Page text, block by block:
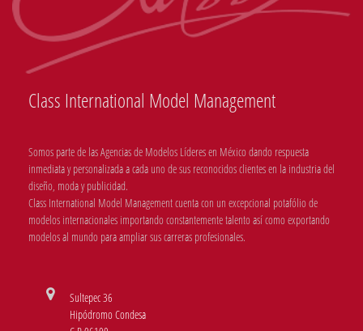
Class International Model Management
Somos parte de las Agencias de Modelos Líderes en México dando respuesta
inmediata y personalizada a cada uno de sus reconocidos clientes en la industria del
diseño, moda y publicidad.
Class International Model Management cuenta con un excepcional potafólio de
modelos internacionales importando constantemente talento así como exportando
modelos al mundo para ampliar sus carreras profesionales.
Sultepec 36
Hipódromo Condesa